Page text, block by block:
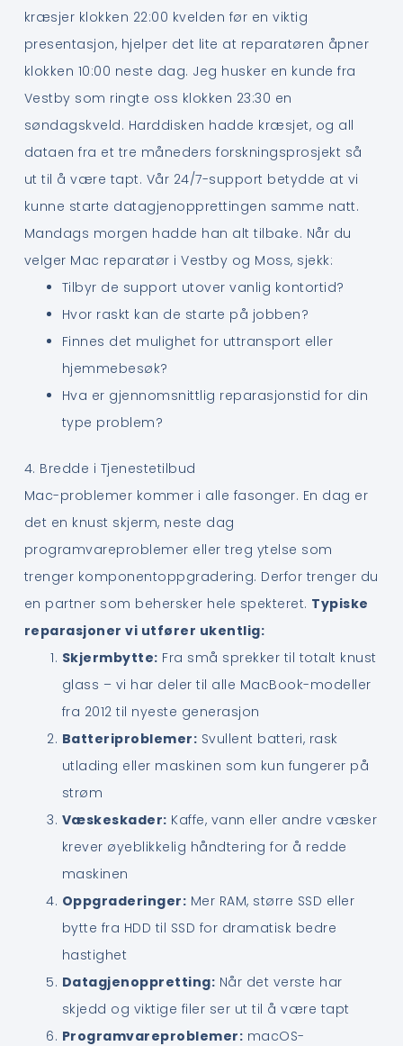
kræsjer klokken 22:00 kvelden før en viktig
presentasjon, hjelper det lite at reparatøren åpner
klokken 10:00 neste dag. Jeg husker en kunde fra
Vestby som ringte oss klokken 23:30 en
søndagskveld. Harddisken hadde kræsjet, og all
dataen fra et tre måneders forskningsprosjekt så
ut til å være tapt. Vår 24/7-support betydde at vi
kunne starte datagjenopprettingen samme natt.
Mandags morgen hadde han alt tilbake. Når du
velger Mac reparatør i Vestby og Moss, sjekk:
Tilbyr de support utover vanlig kontortid?
Hvor raskt kan de starte på jobben?
Finnes det mulighet for uttransport eller
hjemmebesøk?
Hva er gjennomsnittlig reparasjonstid for din
type problem?
4. Bredde i Tjenestetilbud
Mac-problemer kommer i alle fasonger. En dag er
det en knust skjerm, neste dag
programvareproblemer eller treg ytelse som
trenger komponentoppgradering. Derfor trenger du
en partner som behersker hele spekteret. Typiske
reparasjoner vi utfører ukentlig:
Skjermbytte: Fra små sprekker til totalt knust
glass – vi har deler til alle MacBook-modeller
fra 2012 til nyeste generasjon
Batteriproblemer: Svullent batteri, rask
utlading eller maskinen som kun fungerer på
strøm
Væskeskader: Kaffe, vann eller andre væsker
krever øyeblikkelig håndtering for å redde
maskinen
Oppgraderinger: Mer RAM, større SSD eller
bytte fra HDD til SSD for dramatisk bedre
hastighet
Datagjenoppretting: Når det verste har
skjedd og viktige filer ser ut til å være tapt
Programvareproblemer: macOS-